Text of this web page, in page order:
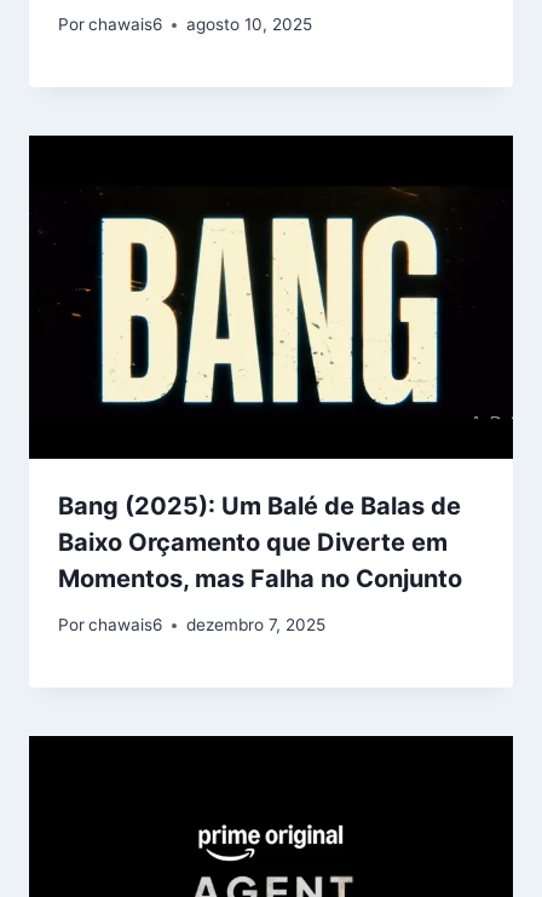
Porchawais6 agosto 10, 2025
Bang (2025): Um Balé de Balas de
Baixo Orçamento que Diverte em
Momentos, mas Falha no Conjunto
Porchawais6 dezembro 7, 2025